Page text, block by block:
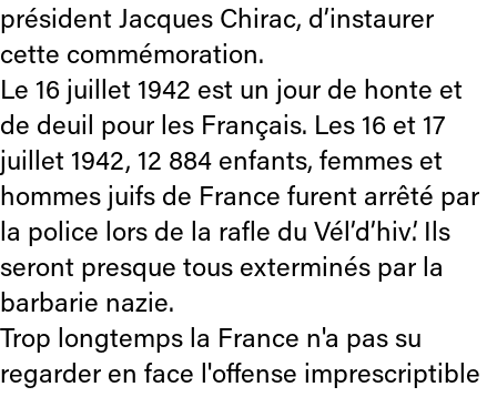
président Jacques Chirac, d’instaurer
cette commémoration.
Le 16 juillet 1942 est un jour de honte et
de deuil pour les Français. Les 16 et 17
juillet 1942, 12 884 enfants, femmes et
hommes juifs de France furent arrêté par
la police lors de la rafle du Vél’d’hiv’. Ils
seront presque tous exterminés par la
barbarie nazie.
Trop longtemps la France n'a pas su
regarder en face l'offense imprescriptible